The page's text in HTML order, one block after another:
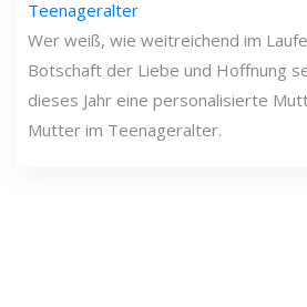
Teenageralter
Wer weiß, wie weitreichend im
Botschaft der Liebe und Hoffnung
dieses Jahr eine personalisierte
Mutter im Teenageralter.